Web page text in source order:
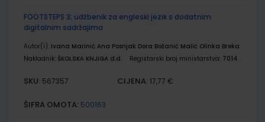
FOOTSTEPS 3; udžbenik za engleski jezik s dodatnim
digitalnim sadržajima
Autor(i): Ivana Marinić Ana Posnjak Dora Božanić Malić Olinka Breka
Nakladnik: ŠKOLSKA KNJIGA d.d. Registarski broj ministarstva: 7014
SKU: 567357 CIJENA: 17,77 €
ŠIFRA OMOTA: 500163